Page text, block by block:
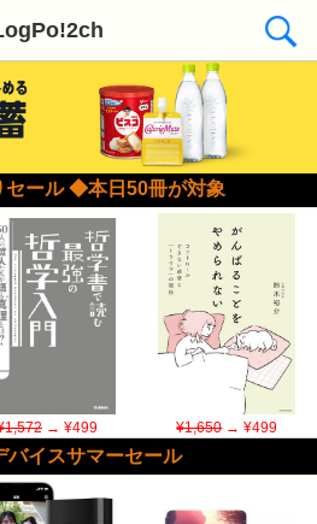
セール ◆本日50冊が対象
→ ¥499 ¥1,650→ ¥499
バイスサマーセール